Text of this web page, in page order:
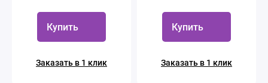
Купить
Заказать в 1 клик
Купить
Заказать в 1 клик